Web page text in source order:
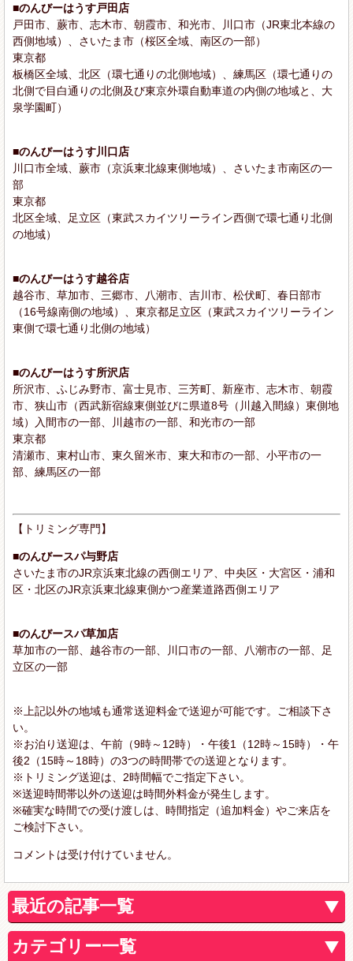
■のんびーはうす戸田店
戸田市、蕨市、志木市、朝霞市、和光市、川口市（JR東北本線の
西側地域）、さいたま市（桜区全域、南区の一部）
東京都
板橋区全域、北区（環七通りの北側地域）、練馬区（環七通りの
北側で目白通りの北側及び東京外環自動車道の内側の地域と、大
泉学園町）
■のんびーはうす川口店
川口市全域、蕨市（京浜東北線東側地域）、さいたま市南区の一
部
東京都
北区全域、足立区（東武スカイツリーライン西側で環七通り北側
の地域）
■のんびーはうす越谷店
越谷市、草加市、三郷市、八潮市、吉川市、松伏町、春日部市
（16号線南側の地域）、東京都足立区（東武スカイツリーライン
東側で環七通り北側の地域）
■のんびーはうす所沢店
所沢市、ふじみ野市、富士見市、三芳町、新座市、志木市、朝霞
市、狭山市（西武新宿線東側並びに県道8号（川越入間線）東側地
域）入間市の一部、川越市の一部、和光市の一部
東京都
清瀬市、東村山市、東久留米市、東大和市の一部、小平市の一
部、練馬区の一部
【トリミング専門】
■のんびースパ与野店
さいたま市のJR京浜東北線の西側エリア、中央区・大宮区・浦和
区・北区のJR京浜東北線東側かつ産業道路西側エリア
■のんびースパ草加店
草加市の一部、越谷市の一部、川口市の一部、八潮市の一部、足
立区の一部
※上記以外の地域も通常送迎料金で送迎が可能です。ご相談下さ
い。
※お泊り送迎は、午前（9時～12時）・午後1（12時～15時）・午
後2（15時～18時）の3つの時間帯での送迎となります。
※トリミング送迎は、2時間幅でご指定下さい。
※送迎時間帯以外の送迎は時間外料金が発生します。
※確実な時間での受け渡しは、時間指定（追加料金）やご来店を
ご検討下さい。
コメントは受け付けていません。
最近の記事一覧
カテゴリー一覧